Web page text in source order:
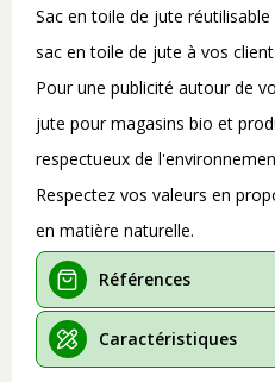
Sac en toile de jute
sac en toile de jute à vos
Pour une publicité autour de
jute pour magasins bio et
respectueux de
Respectez vos valeurs en
en matière naturelle.
Références
Caractéristiques